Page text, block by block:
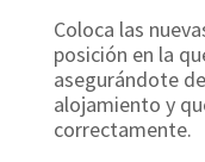
Coloca las
posición en la
asegurándote
alojamiento y
correctamente.